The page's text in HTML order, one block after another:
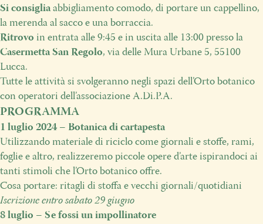
Si consiglia abbigliamento comodo, di portare un cappellino,
la merenda al sacco e una borraccia.
Ritrovo in entrata alle 9:45 e in uscita alle 13:00 presso la
Casermetta San Regolo, via delle Mura Urbane 5, 55100
Lucca.
Tutte le attività si svolgeranno negli spazi dell’Orto botanico
con operatori dell’associazione A.Di.P.A.
PROGRAMMA
1 luglio 2024 – Botanica di cartapesta
Utilizzando materiale di riciclo come giornali e stoffe, rami,
foglie e altro, realizzeremo piccole opere d’arte ispirandoci ai
tanti stimoli che l’Orto botanico offre.
Cosa portare: ritagli di stoffa e vecchi giornali/quotidiani
Iscrizione entro sabato 29 giugno
8 luglio – Se fossi un impollinatore